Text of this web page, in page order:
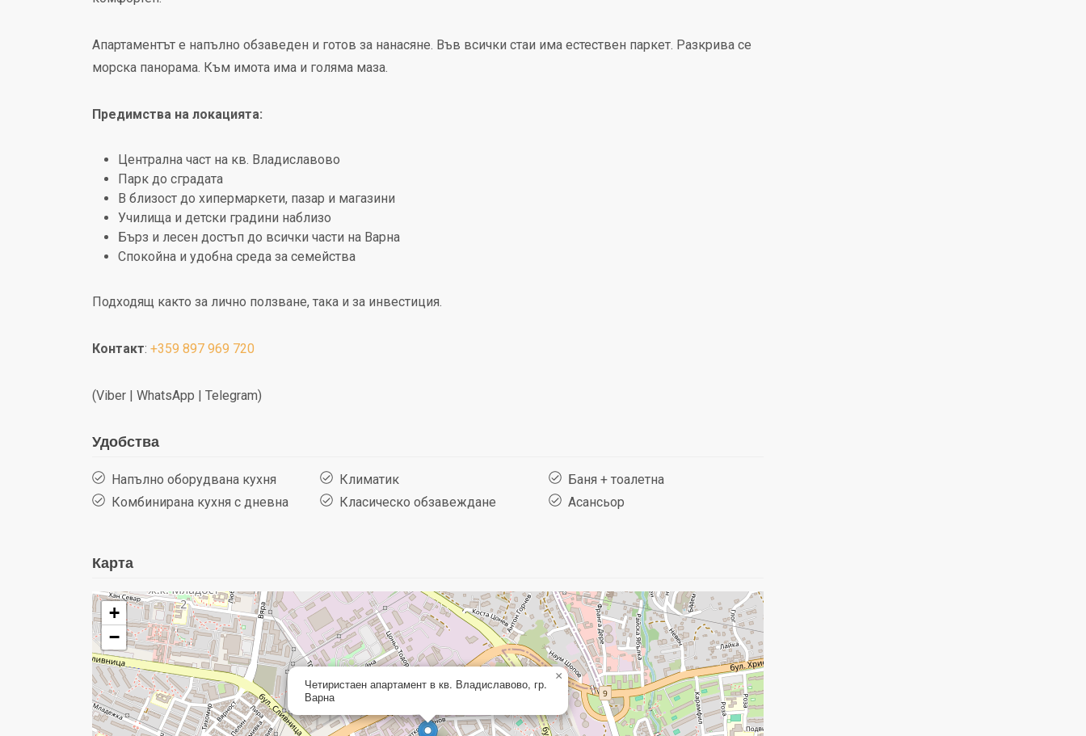
Апартаментът е напълно обзаведен и готов за нанасяне. Във всички стаи има естествен паркет. Разкрива се
морска панорама. Към имота има и голяма маза.
Предимства на локацията:
Централна част на кв. Владиславово
Парк до сградата
В близост до хипермаркети, пазар и магазини
Училища и детски градини наблизо
Бърз и лесен достъп до всички части на Варна
Спокойна и удобна среда за семейства
Подходящ както за лично ползване, така и за инвестиция.
Контакт: +359 897 969 720
(Viber | WhatsApp | Telegram)
Удобства
Напълно оборудвана кухня
Комбинирана кухня с дневна
Климатик
Класическо обзавеждане
Баня + тоалетна
Асансьор
Карта
Четиристаен апартамент в кв. Владиславово, гр.
Варна
×
+
−